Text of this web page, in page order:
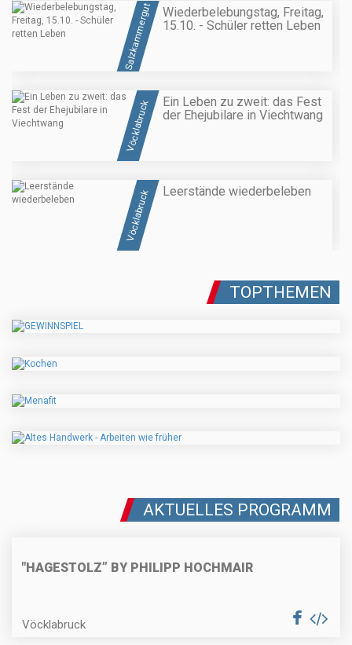
Salzkammergut
Wiederbelebungstag, Freitag,
15.10. - Schüler retten Leben
Vöcklabruck
Ein Leben zu zweit: das Fest
der Ehejubilare in Viechtwang
Vöcklabruck Leerstände wiederbeleben
TOPTHEMEN
AKTUELLES PROGRAMM
"HAGESTOLZ” BY PHILIPP HOCHMAIR
Vöcklabruck